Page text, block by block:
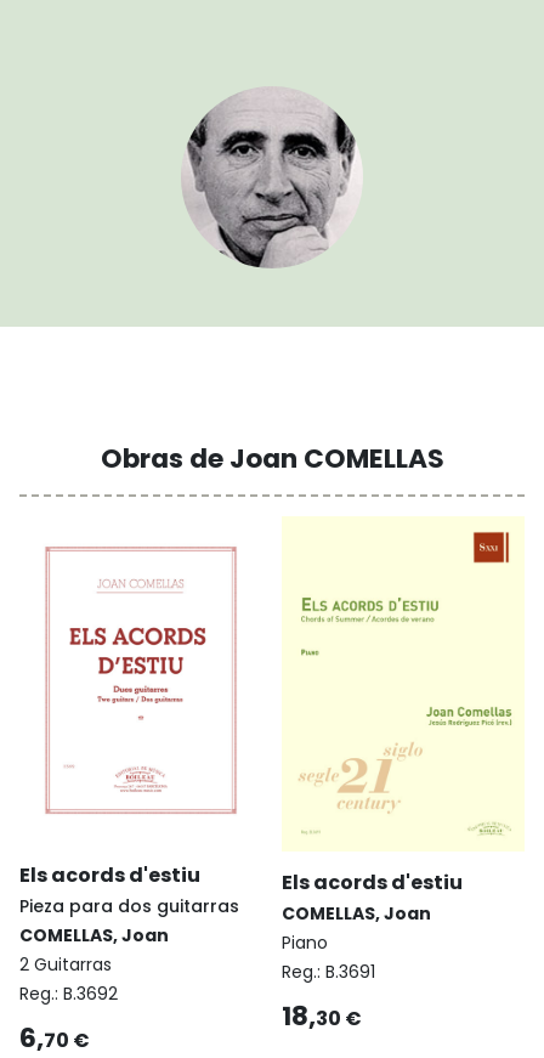
Obras de Joan COMELLAS
Els acords d'estiu
Pieza para dos guitarras
COMELLAS, Joan
2 Guitarras
Reg.: B.3692
6,70 €
Els acords d'estiu
COMELLAS, Joan
Piano
Reg.: B.3691
18,30 €